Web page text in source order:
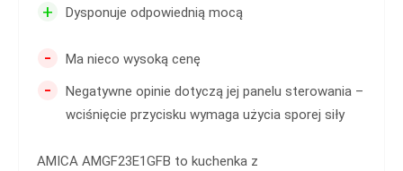
+ Dysponuje odpowiednią mocą
- Ma nieco wysoką cenę
-
Negatywne opinie dotyczą jej panelu sterowania –
wciśnięcie przycisku wymaga użycia sporej siły
AMICA AMGF23E1GFB to kuchenka z